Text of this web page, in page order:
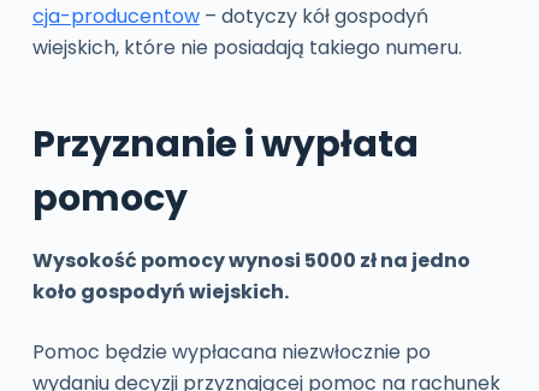
cja-producentow– dotyczy kół gospodyń
wiejskich, które nie posiadają takiego numeru.
Przyznanie i wypłata
pomocy
Wysokość pomocy wynosi 5000 zł na jedno
koło gospodyń wiejskich.
Pomoc będzie wypłacana niezwłocznie po
wydaniu decyzji przyznającej pomoc na rachunek